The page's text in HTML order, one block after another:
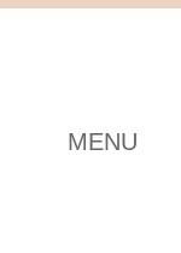
MENU